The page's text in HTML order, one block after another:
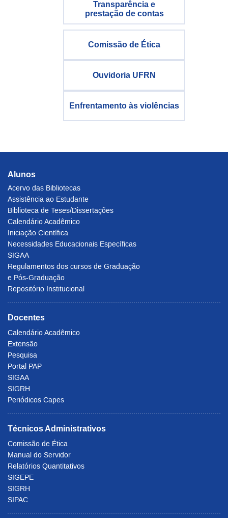
Transparência e
prestação de contas
Comissão de Ética
Ouvidoria UFRN
Enfrentamento às violências
Alunos
Acervo das Bibliotecas
Assistência ao Estudante
Biblioteca de Teses/Dissertações
Calendário Acadêmico
Iniciação Científica
Necessidades Educacionais Específicas
SIGAA
Regulamentos dos cursos de Graduação
e Pós-Graduação
Repositório Institucional
Docentes
Calendário Acadêmico
Extensão
Pesquisa
Portal PAP
SIGAA
SIGRH
Periódicos Capes
Técnicos Administrativos
Comissão de Ética
Manual do Servidor
Relatórios Quantitativos
SIGEPE
SIGRH
SIPAC